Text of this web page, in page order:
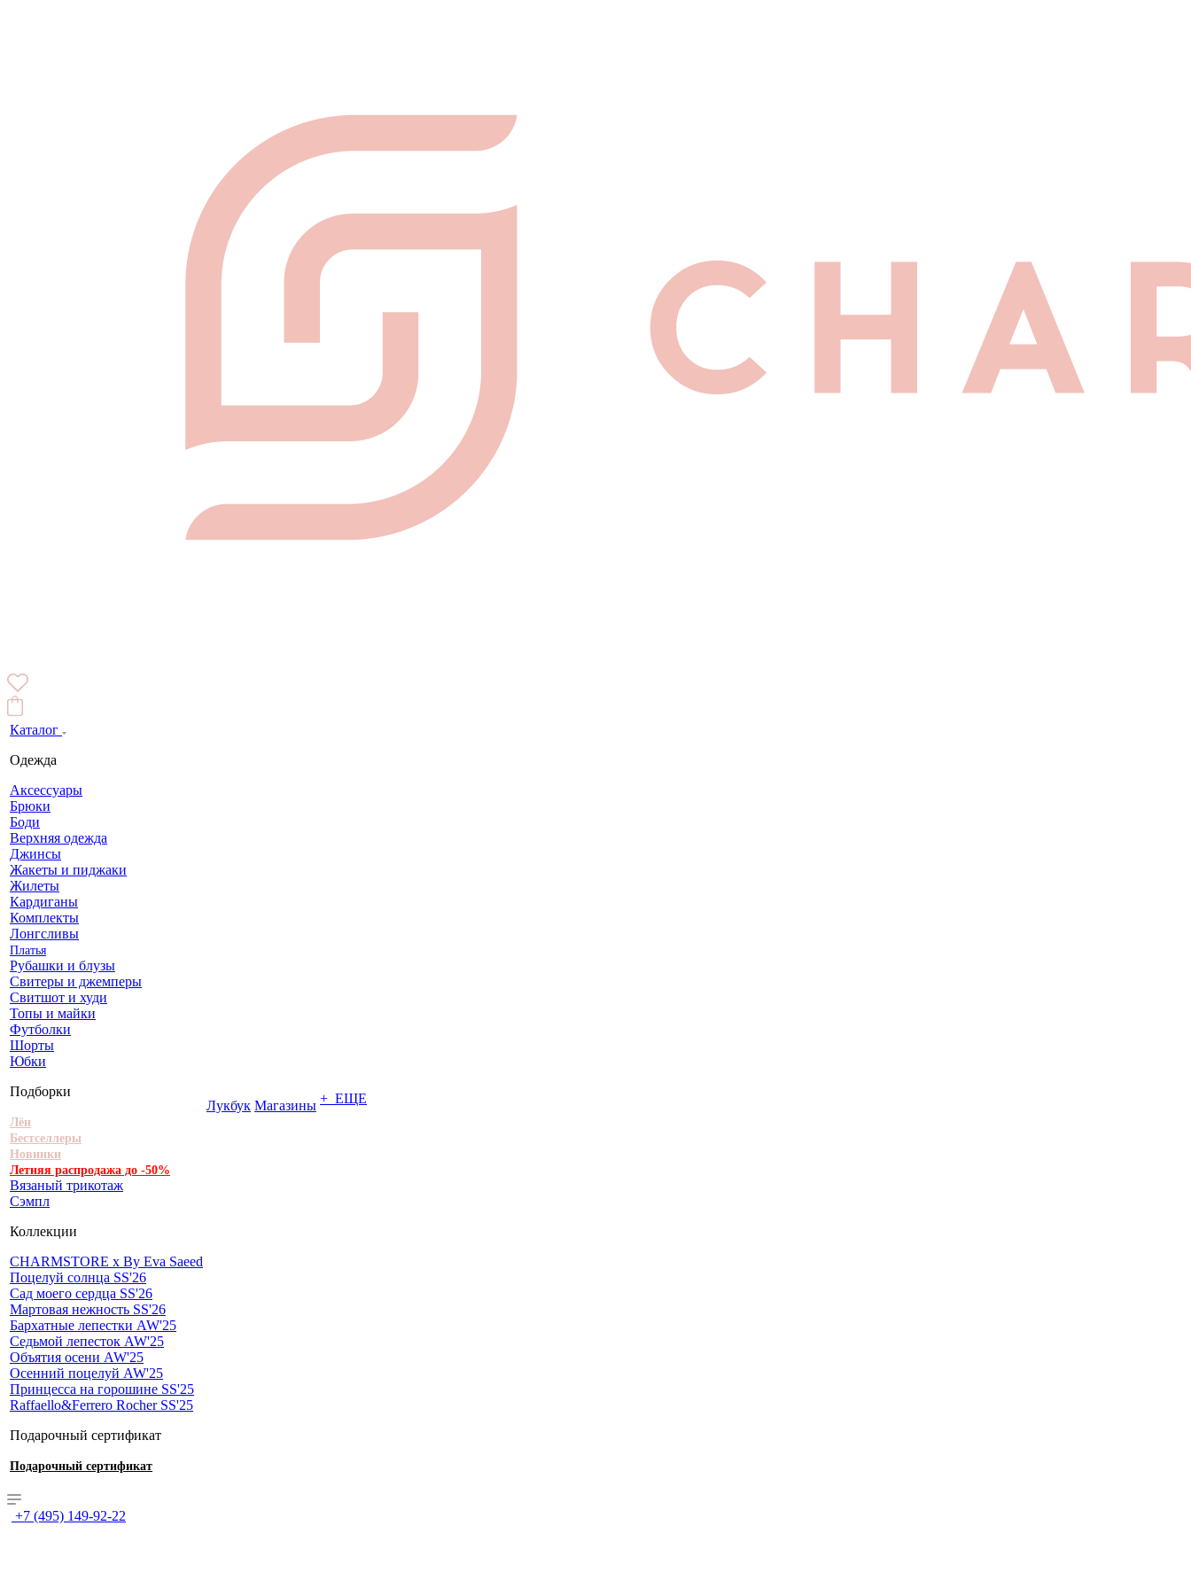
Каталог
Одежда
Аксессуары
Брюки
Боди
Верхняя одежда
Джинсы
Жакеты и пиджаки
Жилеты
Кардиганы
Комплекты
Лонгсливы
Платья
Рубашки и блузы
Свитеры и джемперы
Свитшот и худи
Топы и майки
Футболки
Шорты
Юбки
Подборки
Лён
Бестселлеры
Новинки
Летняя распродажа до -50%
Вязаный трикотаж
Сэмпл
Коллекции
CHARMSTORE х By Eva Saeed
Поцелуй солнца SS'26
Сад моего сердца SS'26
Мартовая нежность SS'26
Бархатные лепестки AW'25
Седьмой лепесток AW'25
Объятия осени AW'25
Осенний поцелуй AW'25
Принцесса на горошине SS'25
Raffaello&Ferrero Rocher SS'25
Подарочный сертификат
Подарочный сертификат
Лукбук Магазины + ЕЩЕ
+7 (495) 149-92-22